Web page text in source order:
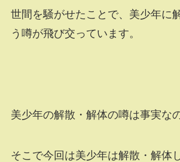
世間を騒がせたことで、美少年に
う噂が飛び交っています。
美少年の解散・解体の噂は事実な
そこで今回は美少年は解散・解体